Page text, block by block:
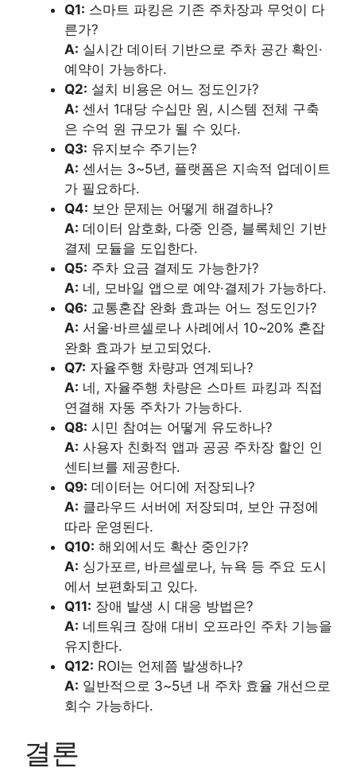
Q1: 스마트 파킹은 기존 주차장과 무엇이 다
른가?
A: 실시간 데이터 기반으로 주차 공간 확인·
예약이 가능하다.
Q2: 설치 비용은 어느 정도인가?
A: 센서 1대당 수십만 원, 시스템 전체 구축
은 수억 원 규모가 될 수 있다.
Q3: 유지보수 주기는?
A: 센서는 3~5년, 플랫폼은 지속적 업데이트
가 필요하다.
Q4: 보안 문제는 어떻게 해결하나?
A: 데이터 암호화, 다중 인증, 블록체인 기반
결제 모듈을 도입한다.
Q5: 주차 요금 결제도 가능한가?
A: 네, 모바일 앱으로 예약·결제가 가능하다.
Q6: 교통혼잡 완화 효과는 어느 정도인가?
A: 서울·바르셀로나 사례에서 10~20% 혼잡
완화 효과가 보고되었다.
Q7: 자율주행 차량과 연계되나?
A: 네, 자율주행 차량은 스마트 파킹과 직접
연결해 자동 주차가 가능하다.
Q8: 시민 참여는 어떻게 유도하나?
A: 사용자 친화적 앱과 공공 주차장 할인 인
센티브를 제공한다.
Q9: 데이터는 어디에 저장되나?
A: 클라우드 서버에 저장되며, 보안 규정에
따라 운영된다.
Q10: 해외에서도 확산 중인가?
A: 싱가포르, 바르셀로나, 뉴욕 등 주요 도시
에서 보편화되고 있다.
Q11: 장애 발생 시 대응 방법은?
A: 네트워크 장애 대비 오프라인 주차 기능을
유지한다.
Q12: ROI는 언제쯤 발생하나?
A: 일반적으로 3~5년 내 주차 효율 개선으로
회수 가능하다.
결론